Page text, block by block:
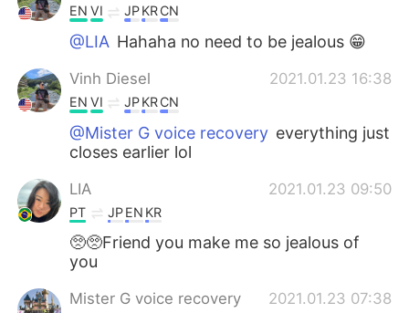
EN VI JPKRCN
@LIA Hahaha no need to be jealous 😁
Vinh Diesel 2021.01.23 16:38
EN VI JPKRCN
@Mister G voice recovery everything just
closes earlier lol
LIA 2021.01.23 09:50
PT JPEN KR
🥺🥺Friend you make me so jealous of
you
Mister G voice recovery 2021.01.23 07:38